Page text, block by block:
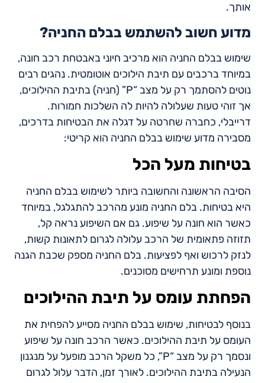
אותך.
מדוע חשוב להשתמש בבלם החניה?
שימוש בבלם החניה הוא מרכיב חיוני באבטחת רכב חונה,
במיוחד ברכבים עם תיבת הילוכים אוטומטית. נהגים רבים
נוטים להסתמך רק על מצב “P” (חניה) בתיבת ההילוכים,
אך זוהי טעות שעלולה להיות לה השלכות חמורות.
דרייבלי, כחברה שחרטה על דגלה את הבטיחות בדרכים,
מסבירה מדוע שימוש בבלם החניה הוא קריטי:
בטיחות מעל הכל
הסיבה הראשונה והחשובה ביותר לשימוש בבלם החניה
היא בטיחות. בלם החניה מונע מהרכב להתגלגל, במיוחד
כאשר הוא חונה על שיפוע. גם אם השיפוע נראה קל,
תזוזה פתאומית של הרכב עלולה לגרום לתאונות קשות,
לנזק לרכוש ואף לפציעות. בלם החניה מספק שכבת הגנה
נוספת ומונע תרחישים מסוכנים.
הפחתת עומס על תיבת ההילוכים
בנוסף לבטיחות, שימוש בבלם החניה מסייע להפחית את
העומס על תיבת ההילוכים. כאשר הרכב חונה על שיפוע
ונסמך רק על מצב “P”, כל משקל הרכב מופעל על מנגנון
הנעילה בתיבת ההילוכים. לאורך זמן, הדבר עלול לגרום